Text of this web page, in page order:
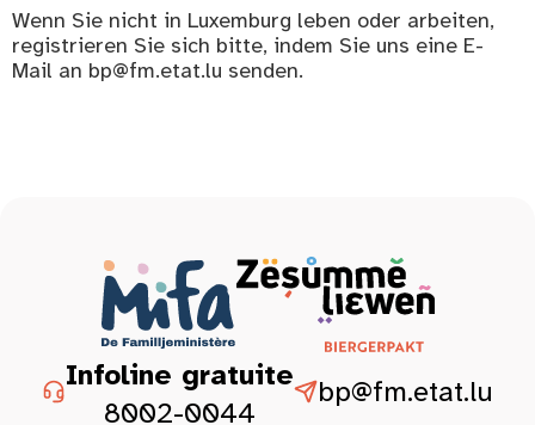
Wenn Sie nicht in Luxemburg leben oder arbeiten,
registrieren Sie sich bitte, indem Sie uns eine E-
Mail an bp@fm.etat.lu senden.
Infoline gratuite
8002-0044
bp@fm.etat.lu